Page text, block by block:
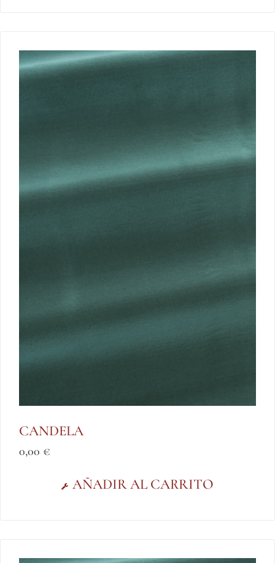
CANDELA
0,00 €
AÑADIR AL CARRITO